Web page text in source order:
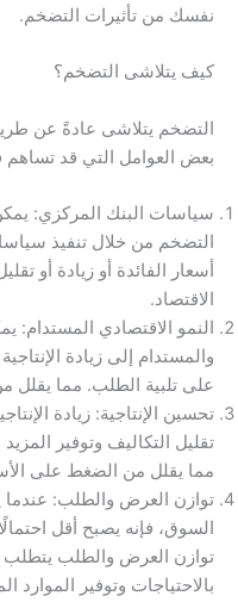
نفسك من تأثيرات التضخم.
كيف يتلاشى التضخم؟
التضخم يتلاشى عادةً عن
بعض العوامل التي قد
سياسات البنك المركزي:
التضخم من خلال تنفيذ
أسعار الفائدة أو زيادة أو
الاقتصاد.
النمو الاقتصادي المستدام:
والمستدام إلى زيادة
على تلبية الطلب. مما يقلل
تحسين الإنتاجية: زيادة
تقليل التكاليف وتوفير
مما يقلل من الضغط على
توازن العرض والطلب:
السوق، فإنه يصبح أقل
توازن العرض والطلب يتطلب
بالاحتياجات وتوفير الموارد